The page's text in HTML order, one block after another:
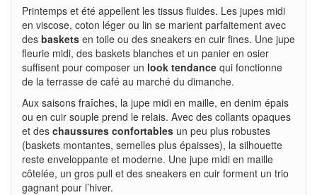
Printemps et été appellent les tissus fluides. Les jupes midi
en viscose, coton léger ou lin se marient parfaitement avec
des baskets en toile ou des sneakers en cuir fines. Une jupe
fleurie midi, des baskets blanches et un panier en osier
suffisent pour composer un look tendance qui fonctionne
de la terrasse de café au marché du dimanche.
Aux saisons fraîches, la jupe midi en maille, en denim épais
ou en cuir souple prend le relais. Avec des collants opaques
et des chaussures confortables un peu plus robustes
(baskets montantes, semelles plus épaisses), la silhouette
reste enveloppante et moderne. Une jupe midi en maille
côtelée, un gros pull et des sneakers en cuir forment un trio
gagnant pour l’hiver.